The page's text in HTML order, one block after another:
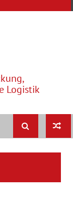
Logistik